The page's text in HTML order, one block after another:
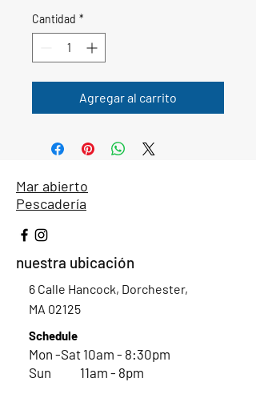
Cantidad *
Agregar al carrito
Mar abierto
Pescadería
nuestra ubicación
6 Calle Hancock, Dorchester,
MA 02125
Schedule
Mon -Sat 10am - 8:30pm
Sun 11am - 8pm